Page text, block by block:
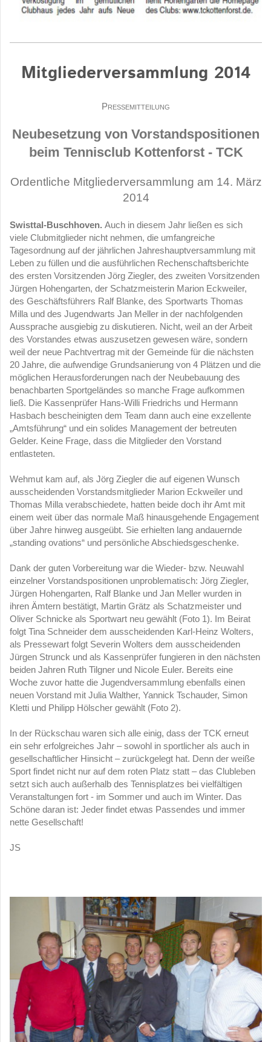
Mitgliederversammlung 2014
Pressemitteilung
Neubesetzung von Vorstandspositionen
beim Tennisclub Kottenforst - TCK
Ordentliche Mitgliederversammlung am 14. März
2014
Swisttal-Buschhoven. Auch in diesem Jahr ließen es sich
viele Clubmitglieder nicht nehmen, die umfangreiche
Tagesordnung auf der jährlichen Jahreshauptversammlung mit
Leben zu füllen und die ausführlichen Rechenschaftsberichte
des ersten Vorsitzenden Jörg Ziegler, des zweiten Vorsitzenden
Jürgen Hohengarten, der Schatzmeisterin Marion Eckweiler,
des Geschäftsführers Ralf Blanke, des Sportwarts Thomas
Milla und des Jugendwarts Jan Meller in der nachfolgenden
Aussprache ausgiebig zu diskutieren. Nicht, weil an der Arbeit
des Vorstandes etwas auszusetzen gewesen wäre, sondern
weil der neue Pachtvertrag mit der Gemeinde für die nächsten
20 Jahre, die aufwendige Grundsanierung von 4 Plätzen und die
möglichen Herausforderungen nach der Neubebauung des
benachbarten Sportgeländes so manche Frage aufkommen
ließ. Die Kassenprüfer Hans-Willi Friedrichs und Hermann
Hasbach bescheinigten dem Team dann auch eine exzellente
„Amtsführung“ und ein solides Management der betreuten
Gelder. Keine Frage, dass die Mitglieder den Vorstand
entlasteten.
Wehmut kam auf, als Jörg Ziegler die auf eigenen Wunsch
ausscheidenden Vorstandsmitglieder Marion Eckweiler und
Thomas Milla verabschiedete, hatten beide doch ihr Amt mit
einem weit über das normale Maß hinausgehende Engagement
über Jahre hinweg ausgeübt. Sie erhielten lang andauernde
„stan­ding ovations“ und persönliche Abschiedsgeschenke.
Dank der guten Vorbereitung war die Wieder- bzw. Neuwahl
einzelner Vorstandspositionen unproblematisch: Jörg Ziegler,
Jürgen Hohengarten, Ralf Blanke und Jan Meller wurden in
ihren Ämtern bestätigt, Martin Grätz als Schatzmeister und
Oliver Schnicke als Sportwart neu gewählt (Foto 1). Im Beirat
folgt Tina Schneider dem ausscheidenden Karl-Heinz Wolters,
als Pressewart folgt Severin Wolters dem ausscheidenden
Jürgen Strunck und als Kassenprüfer fungieren in den nächsten
beiden Jahren Ruth Tilgner und Nicole Euler. Bereits eine
Woche zuvor hatte die Jugendversammlung ebenfalls einen
neuen Vorstand mit Julia Walther, Yannick Tschauder, Simon
Kletti und Philipp Hölscher gewählt (Foto 2).
In der Rückschau waren sich alle einig, dass der TCK erneut
ein sehr erfolgreiches Jahr – sowohl in sportlicher als auch in
gesellschaftlicher Hinsicht – zurückgelegt hat. Denn der weiße
Sport findet nicht nur auf dem roten Platz statt – das Clubleben
setzt sich auch außerhalb des Tennisplatzes bei vielfältigen
Veranstaltungen fort - im Sommer und auch im Winter. Das
Schöne daran ist: Jeder findet etwas Passendes und immer
nette Gesellschaft!
JS